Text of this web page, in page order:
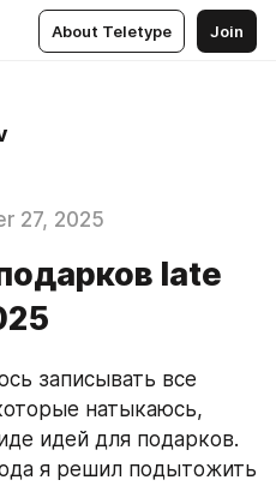
About Teletype Join
27, 2025
late
записывать все
натыкаюсь,
идей для подарков.
я решил подытожить